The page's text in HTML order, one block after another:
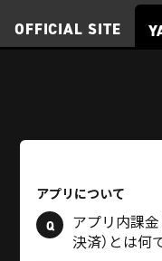
OFFICIAL SITE
アプリについて
Q
アプリ内課
決済）とは何